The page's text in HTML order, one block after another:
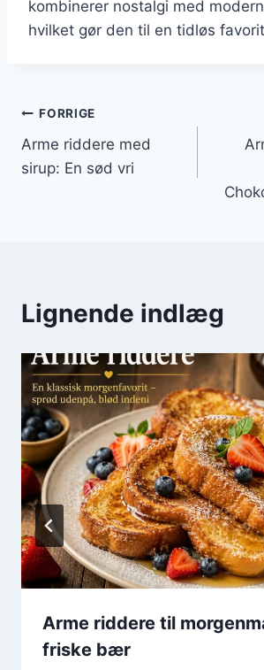
kombinerer nostalgi med
hvilket gør den til en tidløs
Indlægsnavigation
FORRIGE
Arme riddere med
sirup: En sød vri
Lignende indlæg
Arme riddere til
friske bær